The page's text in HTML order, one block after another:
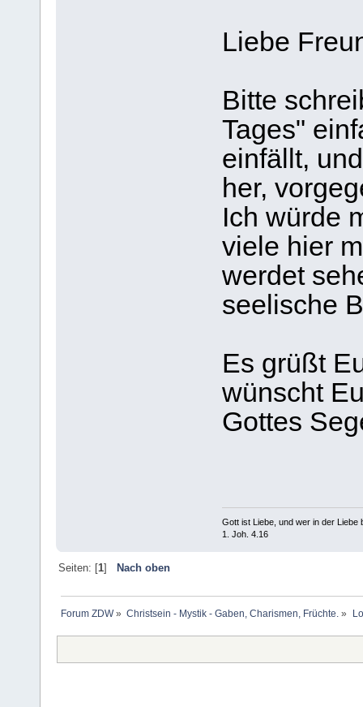
Liebe
Bitte
Tages"
einfällt,
her,
Ich würde
viele hier
werdet
seelische
Es grüßt
wünscht
Gottes
Gott ist Liebe, und wer in der Liebe
1. Joh. 4.16
Seiten: [1] Nach oben
Forum ZDW» Christsein - Mystik - Gaben, Charismen, Früchte. »